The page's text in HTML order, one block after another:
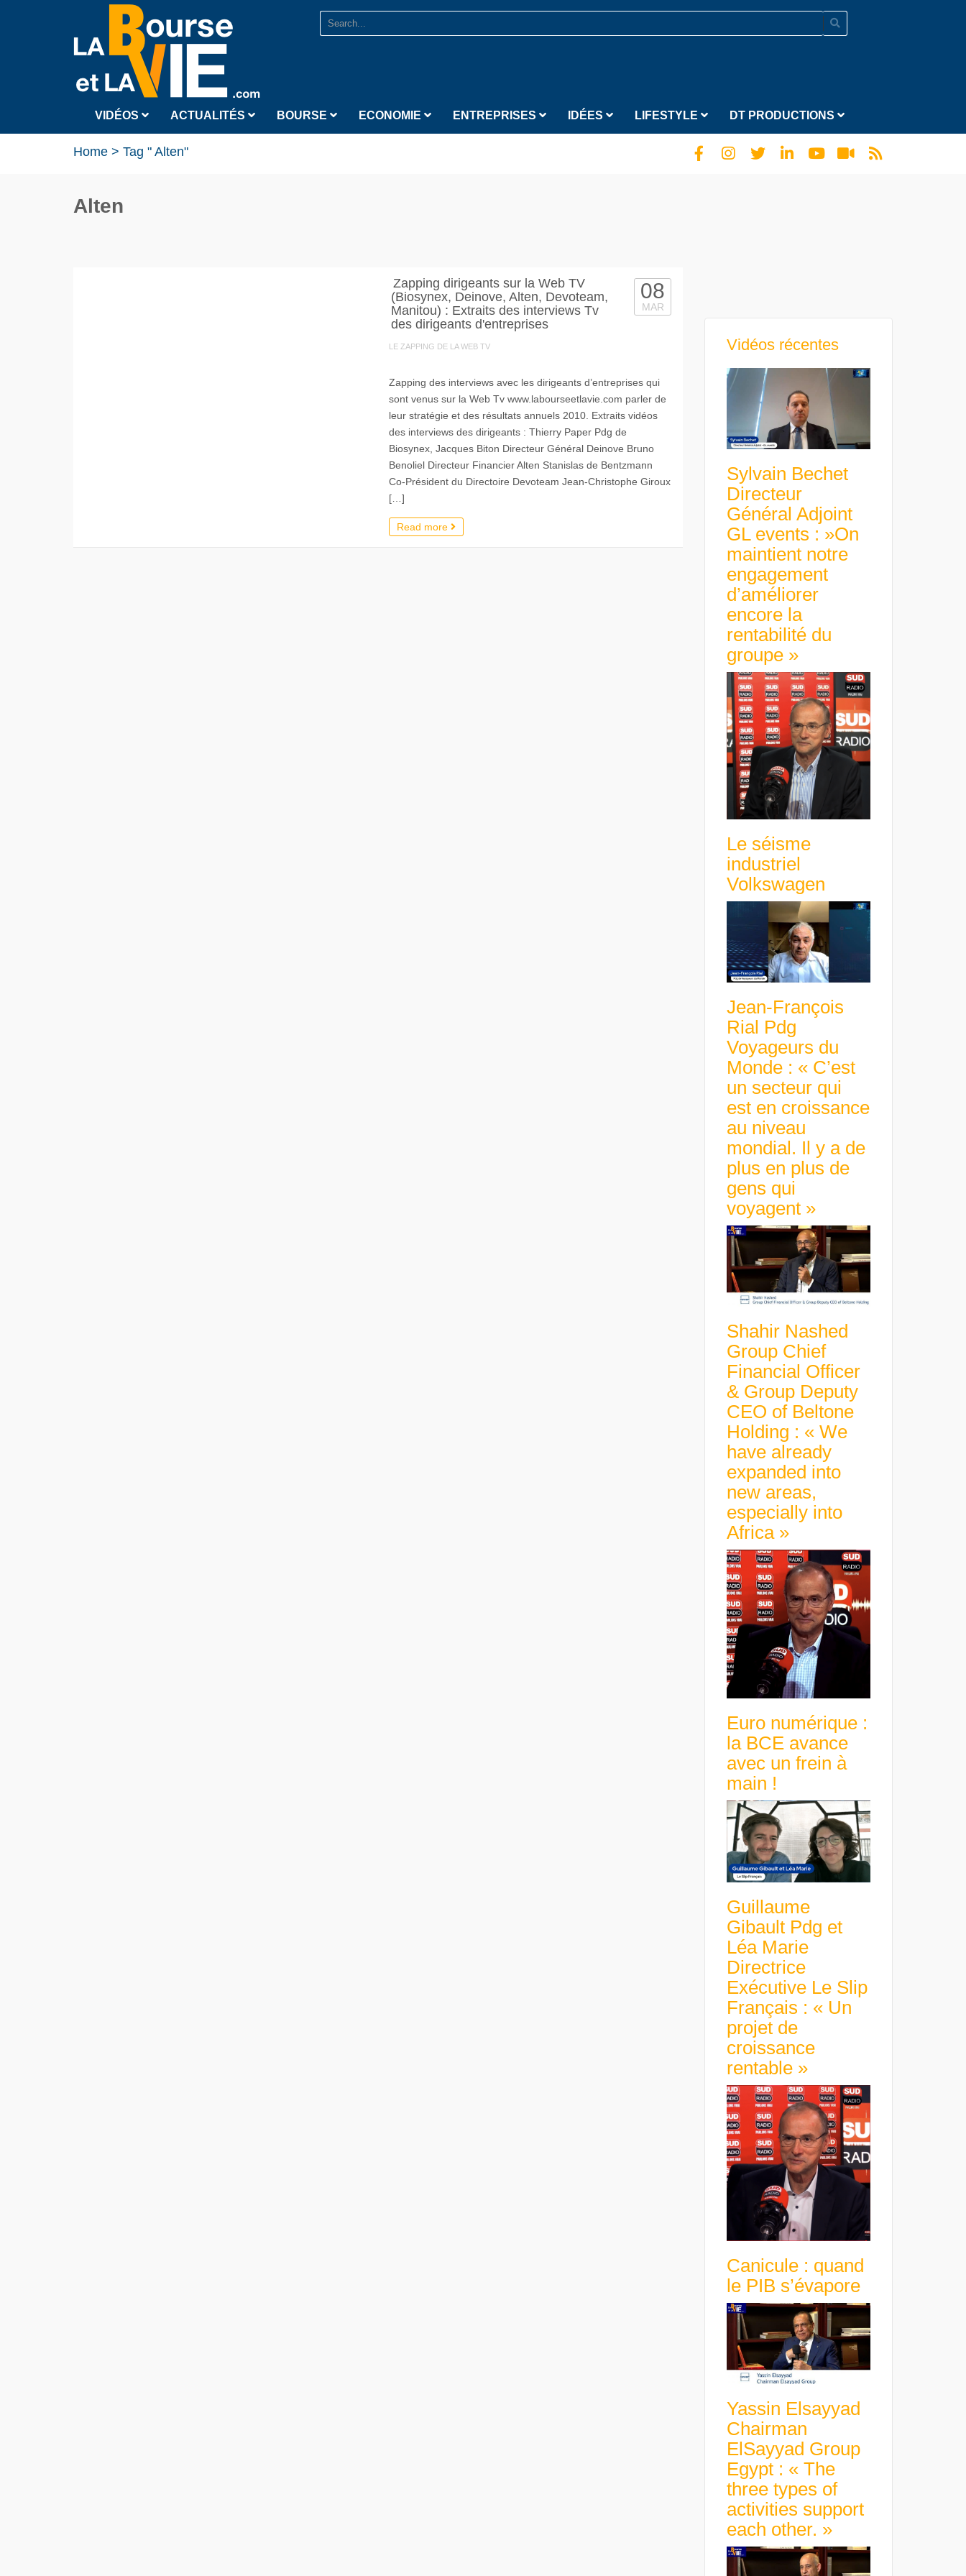
VIDÉOS ACTUALITÉS BOURSE ECONOMIE ENTREPRISES IDÉES LIFESTYLE DT PRODUCTIONS
Home > Tag " Alten"
Alten
Zapping dirigeants sur la Web TV
(Biosynex, Deinove, Alten, Devoteam,
Manitou) : Extraits des interviews Tv
des dirigeants d'entreprises
LE ZAPPING DE LA WEB TV
08
MAR
Zapping des interviews avec les dirigeants d’entreprises qui
sont venus sur la Web Tv www.labourseetlavie.com parler de
leur stratégie et des résultats annuels 2010. Extraits vidéos
des interviews des dirigeants : Thierry Paper Pdg de
Biosynex, Jacques Biton Directeur Général Deinove Bruno
Benoliel Directeur Financier Alten Stanislas de Bentzmann
Co-Président du Directoire Devoteam Jean-Christophe Giroux
[…]
Read more
Vidéos récentes
Sylvain Bechet
Directeur
Général Adjoint
GL events : »On
maintient notre
engagement
d’améliorer
encore la
rentabilité du
groupe »
Le séisme
industriel
Volkswagen
Jean-François
Rial Pdg
Voyageurs du
Monde : « C’est
un secteur qui
est en croissance
au niveau
mondial. Il y a de
plus en plus de
gens qui
voyagent »
Shahir Nashed
Group Chief
Financial Officer
& Group Deputy
CEO of Beltone
Holding : « We
have already
expanded into
new areas,
especially into
Africa »
Euro numérique :
la BCE avance
avec un frein à
main !
Guillaume
Gibault Pdg et
Léa Marie
Directrice
Exécutive Le Slip
Français : « Un
projet de
croissance
rentable »
Canicule : quand
le PIB s’évapore
Yassin Elsayyad
Chairman
ElSayyad Group
Egypt : « The
three types of
activities support
each other. »